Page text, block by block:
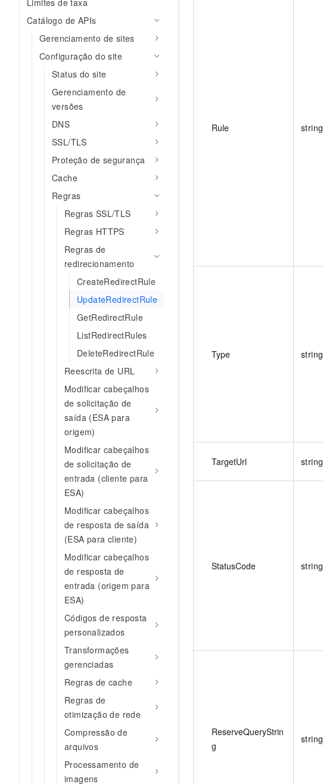
Limites de taxa
Catálogo de APIs
Gerenciamento de sites
Configuração do site
Status do site
Gerenciamento de
versões
DNS
SSL/TLS
Proteção de segurança
Cache
Regras
Regras SSL/TLS
Regras HTTPS
Regras de
redirecionamento
CreateRedirectRule
UpdateRedirectRule
GetRedirectRule
ListRedirectRules
DeleteRedirectRule
Reescrita de URL
Modificar cabeçalhos
de solicitação de
saída (ESA para
origem)
Modificar cabeçalhos
de solicitação de
entrada (cliente para
ESA)
Modificar cabeçalhos
de resposta de saída
(ESA para cliente)
Modificar cabeçalhos
de resposta de
entrada (origem para
ESA)
Códigos de resposta
personalizados
Transformações
gerenciadas
Regras de cache
Regras de
otimização de rede
Compressão de
arquivos
Processamento de
imagens
Rule string
Type string
TargetUrl string
StatusCode string
ReserveQueryStrin
g
string